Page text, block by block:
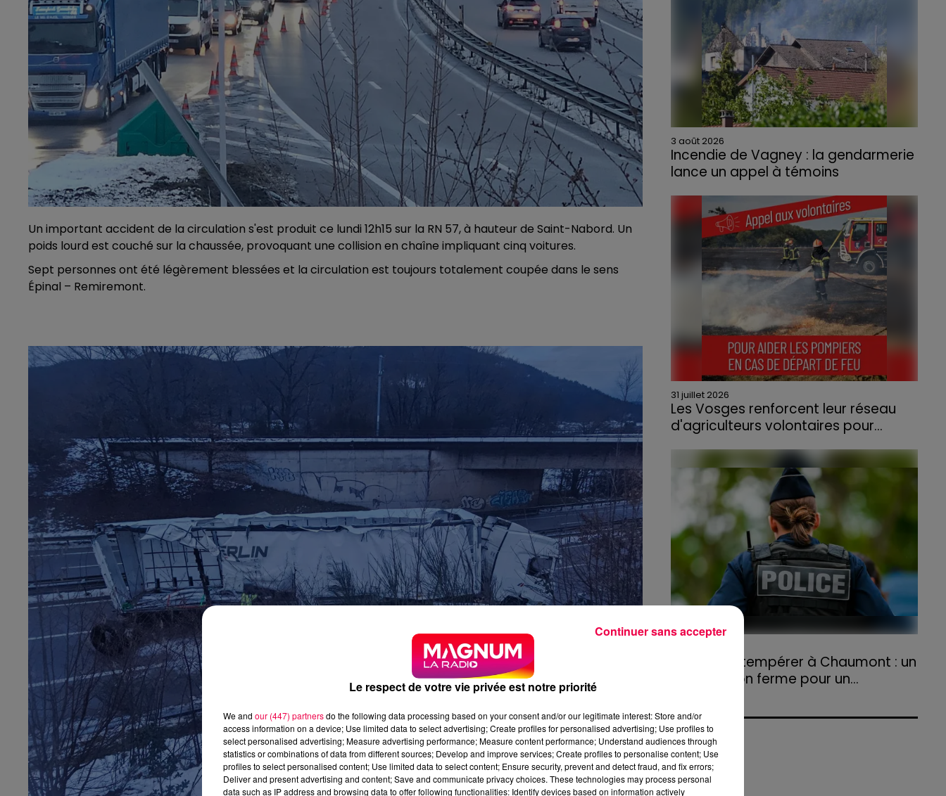
Un important accident de la circulation s'est produit ce lundi 12h15 sur la RN 57, à hauteur de Saint-Nabord. Un
poids lourd est couché sur la chaussée, provoquant une collision en chaîne impliquant cinq voitures.
Sept personnes ont été légèrement blessées et la circulation est toujours totalement coupée dans le sens
Épinal – Remiremont.
3 août 2026
Incendie de Vagney : la gendarmerie
lance un appel à témoins
au quartier résidentiel, avait détruit deux
habitations et contraint à l'évacuation d'une
centaine de personnes.
31 juillet 2026
Les Vosges renforcent leur réseau
d'agriculteurs volontaires pour...
départs de feu, la Chambre d'agriculture
des Vosges a lancé un appel aux
agriculteurs volontaires pour venir en aide...
Refus d'obtempérer à Chaumont : un
an de prison ferme pour un...
l'annulation de son permis et la confiscation
de son véhicule.
Le respect de votre vie privée est notre priorité
We and our (447) partnersdo the following data processing based on your consent and/or our legitimate interest: Store and/or
access information on a device; Use limited data to select advertising; Create profiles for personalised advertising; Use profiles to
select personalised advertising; Measure advertising performance; Measure content performance; Understand audiences through
statistics or combinations of data from different sources; Develop and improve services; Create profiles to personalise content; Use
profiles to select personalised content; Use limited data to select content; Ensure security, prevent and detect fraud, and fix errors;
Deliver and present advertising and content; Save and communicate privacy choices. These technologies may process personal
data such as IP address and browsing data to offer following functionalities: Identify devices based on information actively
Continuer sans accepter